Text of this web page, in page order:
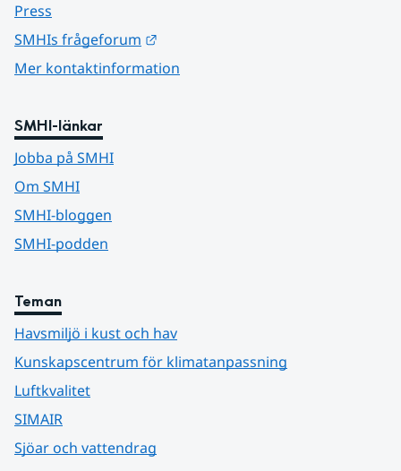
Press
SMHIs frågeforum
Mer kontaktinformation
SMHI-länkar
Jobba på SMHI
Om SMHI
SMHI-bloggen
SMHI-podden
Teman
Havsmiljö i kust och hav
Kunskapscentrum för klimatanpassning
Luftkvalitet
SIMAIR
Sjöar och vattendrag